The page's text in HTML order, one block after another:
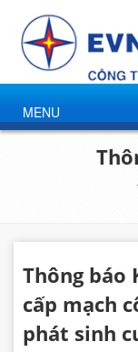
MENU
Thông báo
cấp mạch
phát sinh